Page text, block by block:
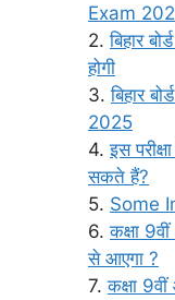
Exam
बिहार
होगी
बिहार
2025
इस
सकते हैं?
Some
कक्षा
से आएगा ?
कक्षा 9वीं